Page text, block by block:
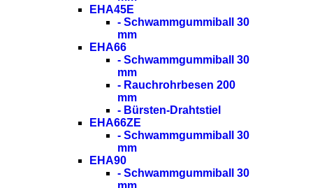
EHA45E
- Schwammgummiball 30
mm
EHA66
- Schwammgummiball 30
mm
- Rauchrohrbesen 200
mm
- Bürsten-Drahtstiel
EHA66ZE
- Schwammgummiball 30
mm
EHA90
- Schwammgummiball 30
mm